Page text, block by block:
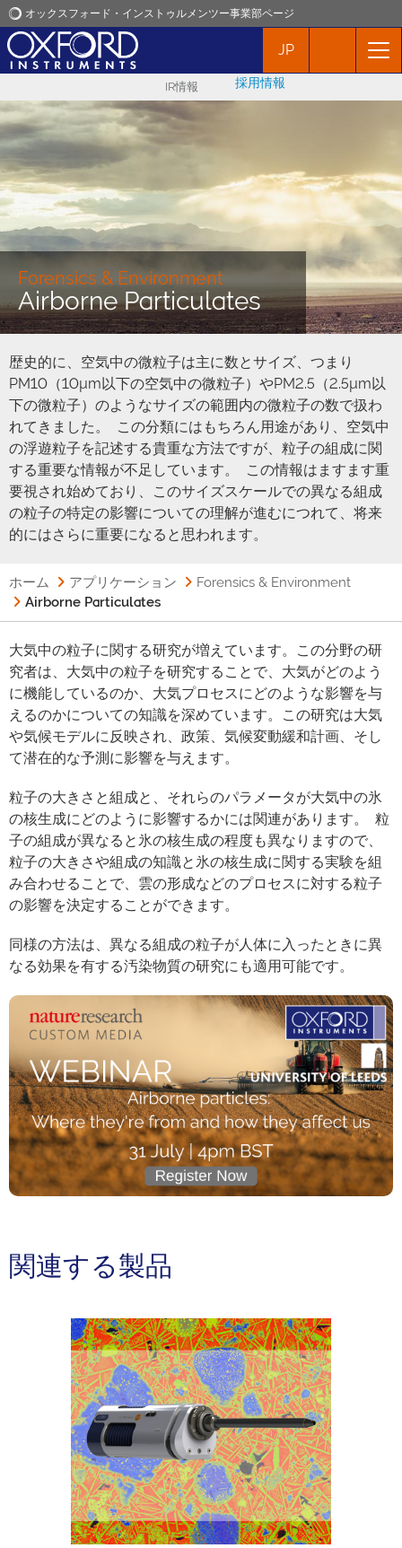
オックスフォード・インストゥルメンツー事業部ページ
オックスフォード・インストゥルメンツ
アプリケーション
ニュース
お問い合わせ
JP
IR情報 採用情報
Forensics & Environment
Airborne Particulates
歴史的に、空気中の微粒子は主に数とサイズ、つまり
PM10（10µm以下の空気中の微粒子）やPM2.5（2.5µm以
下の微粒子）のようなサイズの範囲内の微粒子の数で扱わ
れてきました。 この分類にはもちろん用途があり、空気中
の浮遊粒子を記述する貴重な方法ですが、粒子の組成に関
する重要な情報が不足しています。 この情報はますます重
要視され始めており、このサイズスケールでの異なる組成
の粒子の特定の影響についての理解が進むにつれて、将来
的にはさらに重要になると思われます。
ホーム アプリケーション
Forensics & Environment
Airborne Particulates
大気中の粒子に関する研究が増えています。この分野の研
究者は、大気中の粒子を研究することで、大気がどのよう
に機能しているのか、大気プロセスにどのような影響を与
えるのかについての知識を深めています。この研究は大気
や気候モデルに反映され、政策、気候変動緩和計画、そし
て潜在的な予測に影響を与えます。
粒子の大きさと組成と、それらのパラメータが大気中の氷
の核生成にどのように影響するかには関連があります。 粒
子の組成が異なると氷の核生成の程度も異なりますので、
粒子の大きさや組成の知識と氷の核生成に関する実験を組
み合わせることで、雲の形成などのプロセスに対する粒子
の影響を決定することができます。
同様の方法は、異なる組成の粒子が人体に入ったときに異
なる効果を有する汚染物質の研究にも適用可能です。
関連する製品